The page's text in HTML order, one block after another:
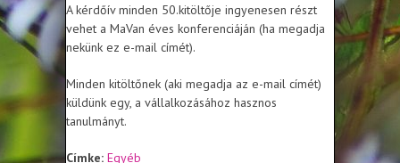
A kérdőív minden 50.kitöltője ingyenesen részt
vehet a MaVan éves konferenciáján (ha megadja
nekünk ez e-mail címét).
Minden kitöltőnek (aki megadja az e-mail címét)
küldünk egy, a vállalkozásához hasznos
tanulmányt.
Címke: Egyéb